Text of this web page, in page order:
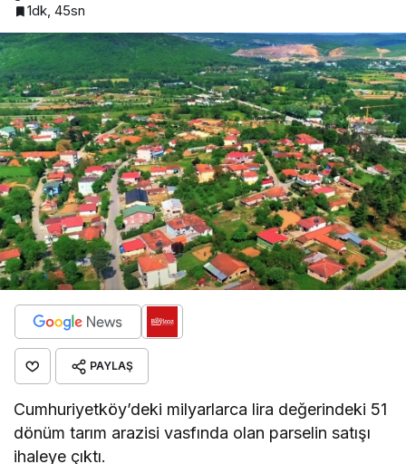
1dk, 45sn
PAYLAŞ
Cumhuriyetköy’deki milyarlarca lira değerindeki 51
dönüm tarım arazisi vasfında olan parselin satışı
ihaleye çıktı.